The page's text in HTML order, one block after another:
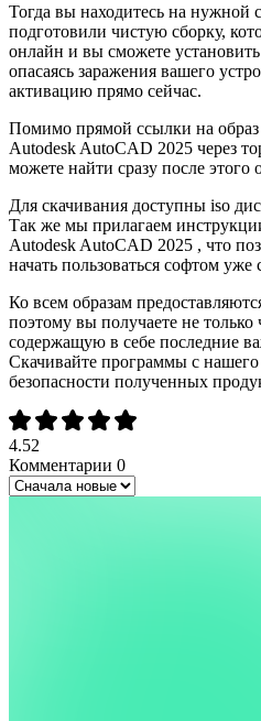
Тогда вы находитесь на нужной
подготовили чистую сборку,
онлайн и вы сможете
опасаясь заражения вашего
активацию прямо сейчас.
Помимо прямой ссылки на
Autodesk AutoCAD 2025 через
можете найти сразу после этого
Для скачивания доступны iso
Так же мы прилагаем
Autodesk AutoCAD 2025 , что
начать пользоваться софтом уже
Ко всем образам
поэтому вы получаете не
содержащую в себе последние
Скачивайте программы с нашего
безопасности полученных
4.52
Комментарии 0